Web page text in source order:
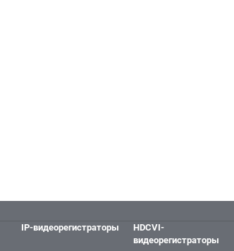
IP-видеорегистраторы
HDCVI-
видеорегистраторы